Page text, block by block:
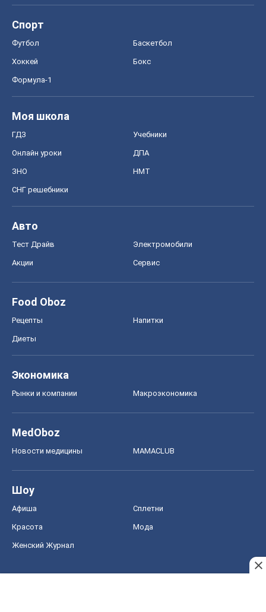
Спорт
Футбол Баскетбол
Хоккей Бокс
Формула-1
Моя школа
ГДЗ Учебники
Онлайн уроки ДПА
ЗНО НМТ
СНГ решебники
Авто
Тест Драйв Электромобили
Акции Сервис
Food Oboz
Рецепты Напитки
Диеты
Экономика
Рынки и компании Mакроэкономика
MedOboz
Новости медицины MAMACLUB
Шоу
Афиша Сплетни
Красота Мода
Женский Журнал